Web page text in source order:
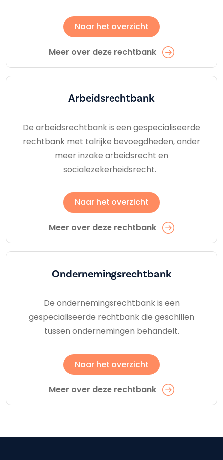
Naar het overzicht
Meer over deze rechtbank
Arbeids­rechtbank
De arbeidsrechtbank is een gespecialiseerde
rechtbank met talrijke bevoegdheden, onder
meer inzake arbeidsrecht en
socialezekerheidsrecht.
Naar het overzicht
Meer over deze rechtbank
Ondernemings­rechtbank
De ondernemingsrechtbank is een
gespecialiseerde rechtbank die geschillen
tussen ondernemingen behandelt.
Naar het overzicht
Meer over deze rechtbank